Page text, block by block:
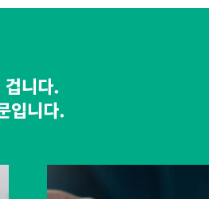
니다.
입니다.